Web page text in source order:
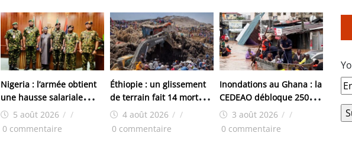
Nigeria : l’armée obtient
une hausse salariale
historique
5 août 2026 / /
0 commentaire
Éthiopie : un glissement
de terrain fait 14 morts
dans un monastère
4 août 2026 / /
0 commentaire
Inondations au Ghana : la
CEDEAO débloque 250
000 dollars pour les
victimes
3 août 2026 / /
0 commentaire